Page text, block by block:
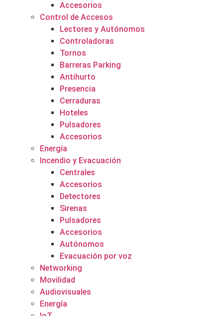
Accesorios
Control de Accesos
Lectores y Autónomos
Controladoras
Tornos
Barreras Parking
Antihurto
Presencia
Cerraduras
Hoteles
Pulsadores
Accesorios
Energía
Incendio y Evacuación
Centrales
Accesorios
Detectores
Sirenas
Pulsadores
Accesorios
Autónomos
Evacuación por voz
Networking
Movilidad
Audiovisuales
Energía